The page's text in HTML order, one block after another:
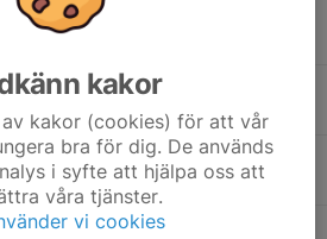
Arninge
kakor
kakor (cookies) för att vår
bra för dig. De används
i syfte att hjälpa oss att
våra tjänster.
vi cookies